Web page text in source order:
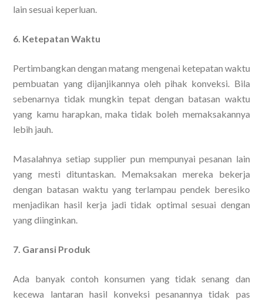
lain sesuai keperluan.
6. Ketepatan Waktu
Pertimbangkan dengan matang mengenai ketepatan waktu
pembuatan yang dijanjikannya oleh pihak konveksi. Bila
sebenarnya tidak mungkin tepat dengan batasan waktu
yang kamu harapkan, maka tidak boleh memaksakannya
lebih jauh.
Masalahnya setiap supplier pun mempunyai pesanan lain
yang mesti dituntaskan. Memaksakan mereka bekerja
dengan batasan waktu yang terlampau pendek beresiko
menjadikan hasil kerja jadi tidak optimal sesuai dengan
yang diinginkan.
7. Garansi Produk
Ada banyak contoh konsumen yang tidak senang dan
kecewa lantaran hasil konveksi pesanannya tidak pas